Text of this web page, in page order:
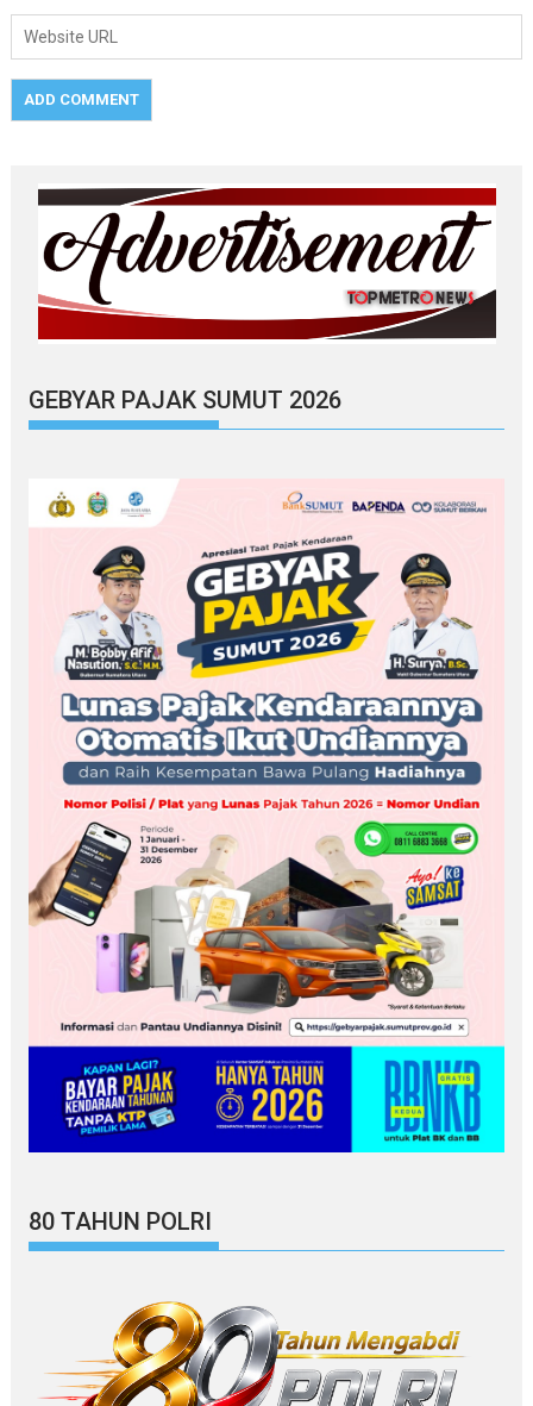
GEBYAR PAJAK SUMUT 2026
80 TAHUN POLRI